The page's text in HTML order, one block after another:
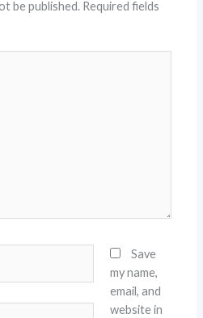
be published. Required fields
Save
my name,
email, and
website in